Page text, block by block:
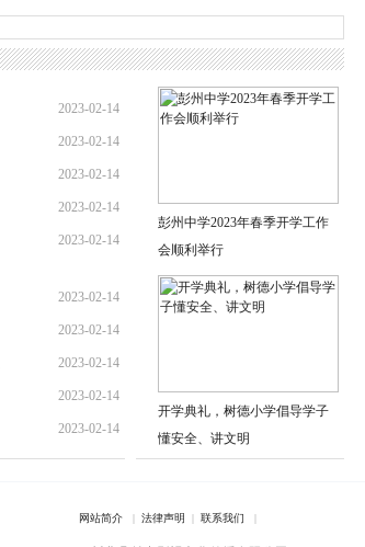
2023-02-14
2023-02-14
2023-02-14
2023-02-14
2023-02-14
2023-02-14
2023-02-14
2023-02-14
2023-02-14
2023-02-14
彭州中学2023年春季开学工作
会顺利举行
开学典礼，树德小学倡导学子
懂安全、讲文明
网站简介| 法律声明 | 联系我们 |